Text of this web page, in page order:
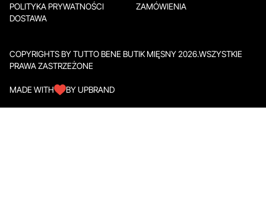
POLITYKA PRYWATNOŚCI
DOSTAWA
ZAMÓWIENIA
COPYRIGHTS BY TUTTO BENE BUTIK MIĘSNY 2026.WSZYSTKIE
PRAWA ZASTRZEŻONE
MADE WITH BY UPBRAND